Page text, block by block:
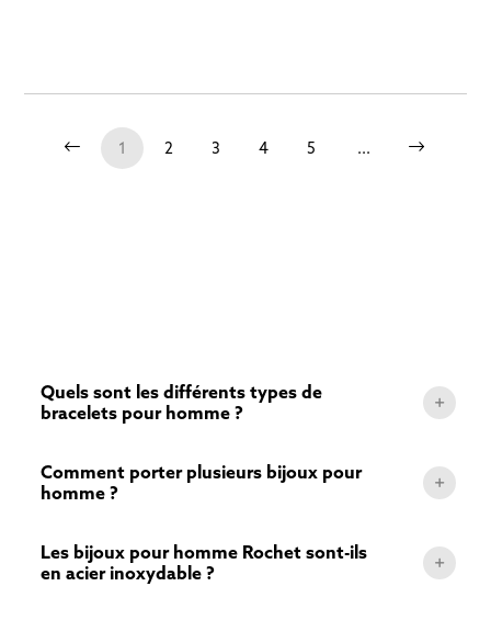
1 2 3 4 5 ...
Quels sont les différents types de
bracelets pour homme ?
Comment porter plusieurs bijoux pour
homme ?
Les bijoux pour homme Rochet sont-ils
en acier inoxydable ?